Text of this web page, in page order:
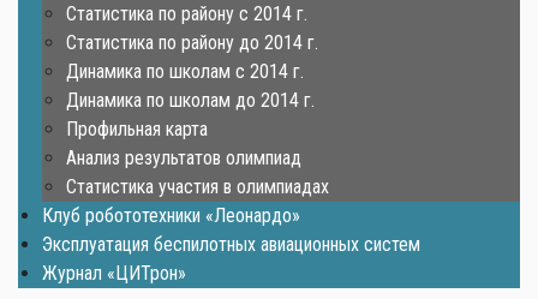
Статистика по району с 2014 г.
Статистика по району до 2014 г.
Динамика по школам с 2014 г.
Динамика по школам до 2014 г.
Профильная карта
Анализ результатов олимпиад
Статистика участия в олимпиадах
Клуб робототехники «Леонардо»
Эксплуатация беспилотных авиационных систем
Журнал «ЦИТрон»